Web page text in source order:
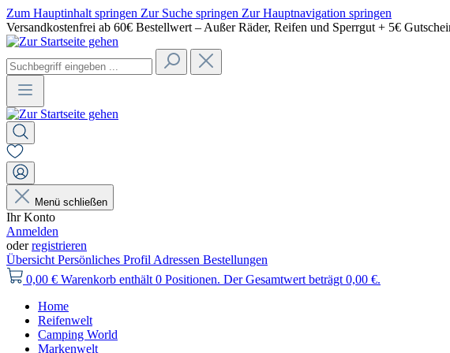
Zum Hauptinhalt springen Zur Suche springen Zur Hauptnavigation springen
Versandkostenfrei ab 60€ Bestellwert – Außer Räder, Reifen und Sperrgut + 5€
Menü schließen
Ihr Konto
Anmelden
oderregistrieren
Übersicht Persönliches Profil Adressen Bestellungen
0,00 € Warenkorb enthält 0 Positionen. Der Gesamtwert beträgt 0,00 €.
Home
Reifenwelt
Camping World
Markenwelt